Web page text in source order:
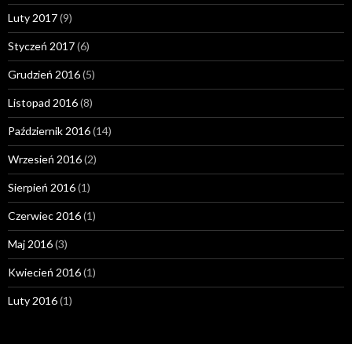
Luty 2017(9)
Styczeń 2017(6)
Grudzień 2016(5)
Listopad 2016(8)
Październik 2016(14)
Wrzesień 2016(2)
Sierpień 2016(1)
Czerwiec 2016(1)
Maj 2016(3)
Kwiecień 2016(1)
Luty 2016(1)